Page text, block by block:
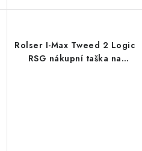
Rolser I-Max Tweed 2 Logic
RSG nákupní taška na